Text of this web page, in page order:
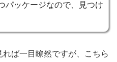
パッケージなので、見つけ
ば一目瞭然ですが、こちら